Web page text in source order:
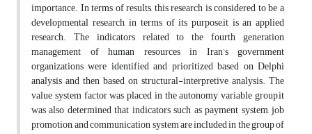
importance. In terms of results, this research is considered to be a
developmental research, in terms of its purpose,it is an applied
research. The indicators related to the fourth generation
management of human resources in Iran's government
organizations were identified and prioritized based on Delphi
analysis and then based on structural-interpretive analysis. The
value system factor was placed in the autonomy variable group,it
was also determined that indicators such as payment system, job
promotion, and communication system are included in the group of